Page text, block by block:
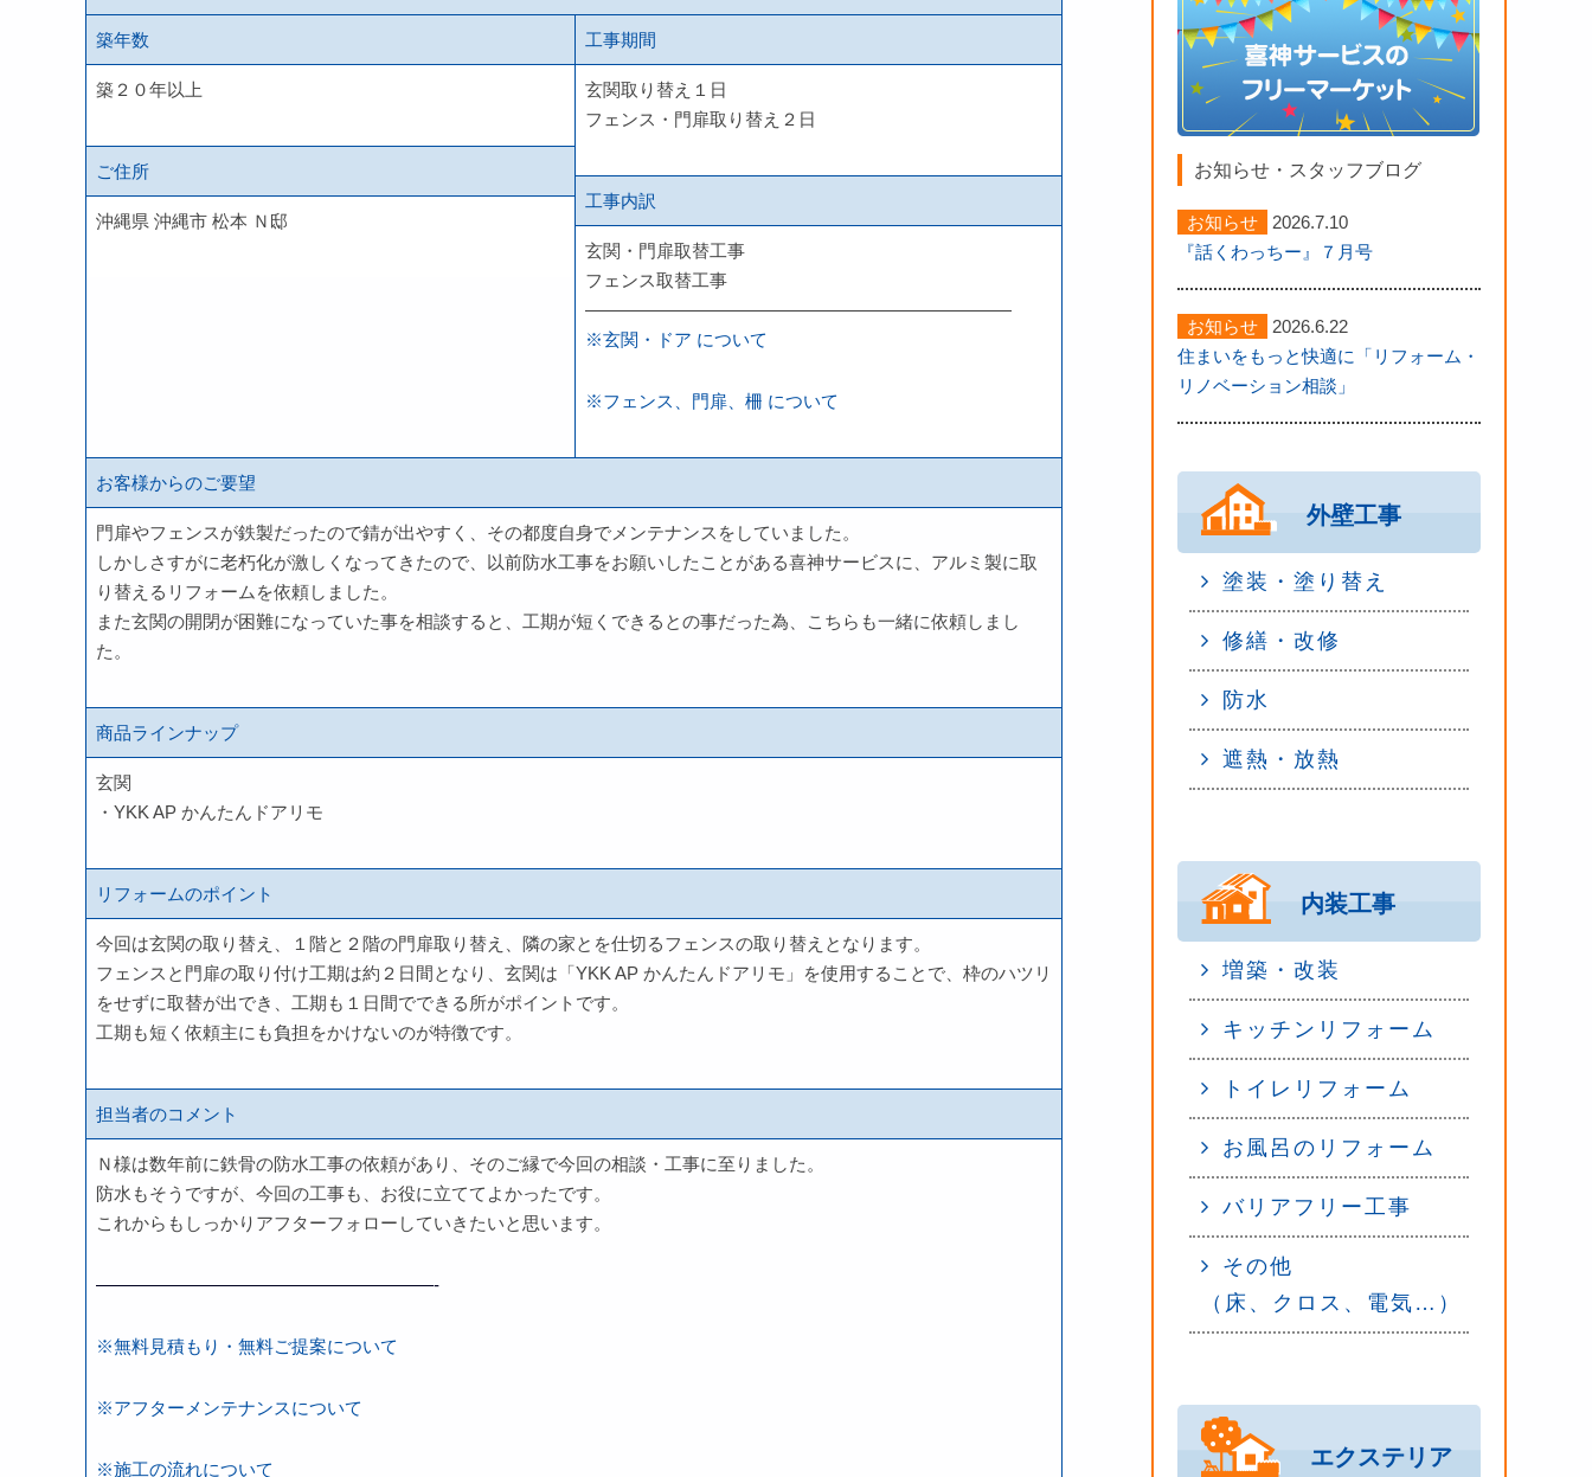
築年数
築２０年以上
ご住所
沖縄県 沖縄市 松本 Ｎ邸
工事期間
玄関取り替え１日
フェンス・門扉取り替え２日
工事内訳
玄関・門扉取替工事
フェンス取替工事
————————————————————————
※玄関・ドア について
※フェンス、門扉、柵 について
お客様からのご要望
門扉やフェンスが鉄製だったので錆が出やすく、その都度自身でメンテナンスをしていました。
しかしさすがに老朽化が激しくなってきたので、以前防水工事をお願いしたことがある喜神サービスに、アルミ製に取
り替えるリフォームを依頼しました。
また玄関の開閉が困難になっていた事を相談すると、工期が短くできるとの事だった為、こちらも一緒に依頼しまし
た。
商品ラインナップ
玄関
・YKK AP かんたんドアリモ
リフォームのポイント
今回は玄関の取り替え、１階と２階の門扉取り替え、隣の家とを仕切るフェンスの取り替えとなります。
フェンスと門扉の取り付け工期は約２日間となり、玄関は「YKK AP かんたんドアリモ」を使用することで、枠のハツリ
をせずに取替が出でき、工期も１日間でできる所がポイントです。
工期も短く依頼主にも負担をかけないのが特徴です。
担当者のコメント
Ｎ様は数年前に鉄骨の防水工事の依頼があり、そのご縁で今回の相談・工事に至りました。
防水もそうですが、今回の工事も、お役に立ててよかったです。
これからもしっかりアフターフォローしていきたいと思います。
———————————————————-
※無料見積もり・無料ご提案について
※アフターメンテナンスについて
※施工の流れについて
お知らせ・スタッフブログ
お知らせ
2026.7.10
『話くわっちー』７月号
お知らせ
2026.6.22
住まいをもっと快適に「リフォーム・
リノベーション相談」
外壁工事
塗装・塗り替え
修繕・改修
防水
遮熱・放熱
内装工事
増築・改装
キッチンリフォーム
トイレリフォーム
お風呂のリフォーム
バリアフリー工事
その他
（床、クロス、電気…）
エクステリア